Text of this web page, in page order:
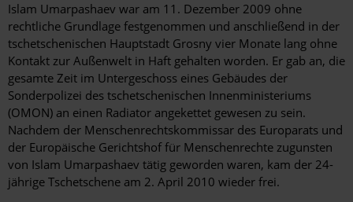
Islam Umarpashaev war am 11. Dezember 2009 ohne
rechtliche Grundlage festgenommen und anschließend in der
tschetschenischen Hauptstadt Grosny vier Monate lang ohne
Kontakt zur Außenwelt in Haft gehalten worden. Er gab an, die
gesamte Zeit im Untergeschoss eines Gebäudes der
Sonderpolizei des tschetschenischen Innenministeriums
(OMON) an einen Radiator angekettet gewesen zu sein.
Nachdem der Menschenrechtskommissar des Europarats und
der Europäische Gerichtshof für Menschenrechte zugunsten
von Islam Umarpashaev tätig geworden waren, kam der 24-
jährige Tschetschene am 2. April 2010 wieder frei.